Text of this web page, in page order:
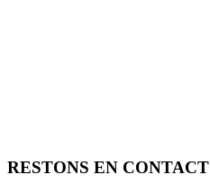
RESTONS EN CONTACT